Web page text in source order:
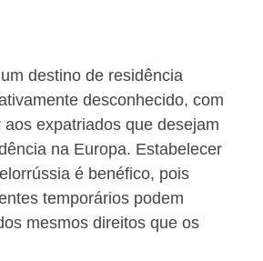
destino de residência
desconhecido, com
expatriados que desejam
na Europa. Estabelecer
é benéfico, pois
temporários podem
mesmos direitos que os